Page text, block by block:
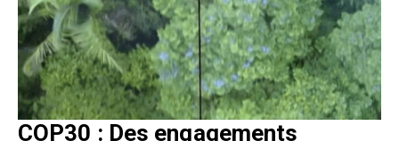
COP30 : Des engagements